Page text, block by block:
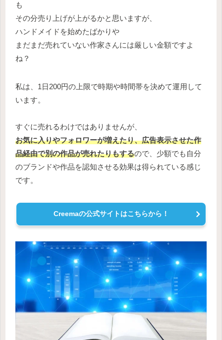
も
その分売り上げが上がるかと思いますが、
ハンドメイドを始めたばかりや
まだまだ売れていない作家さんには厳しい金額ですよ
ね？
私は、1日200円の上限で時期や時間帯を決めて運用して
います。
すぐに売れるわけではありませんが、
お気に入りやフォロワーが増えたり、広告表示させた作
品経由で別の作品が売れたりもするので、少額でも自分
のブランドや作品を認知させる効果は得られている感じ
です。
Creemaの公式サイトはこちらから！